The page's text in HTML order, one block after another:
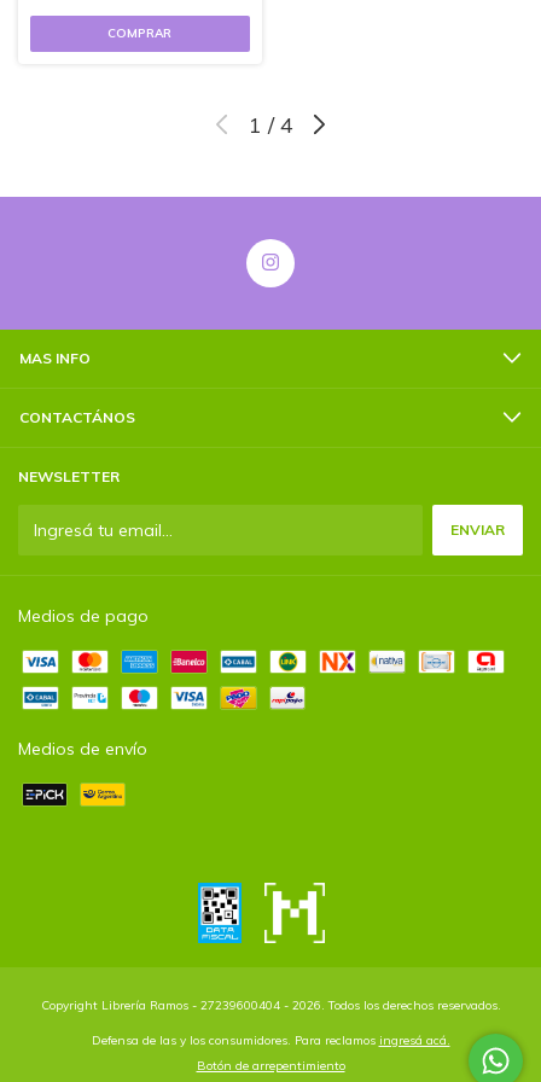
1 / 4
MAS INFO
CONTACTÁNOS
NEWSLETTER
Medios de pago
Medios de envío
Copyright Librería Ramos - 27239600404 - 2026. Todos los derechos reservados.
Defensa de las y los consumidores. Para reclamos ingresá acá.
Botón de arrepentimiento